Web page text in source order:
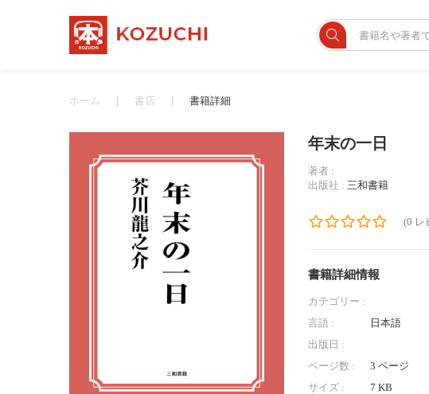
ホーム 書店 書籍詳細
年末の一日
著者 :
出版社 : 三和書籍
(0 レ
書籍詳細情報
カテゴリー :
言語 :
日本語
出版日 :
ページ数 :
3 ページ
サイズ :
7 KB